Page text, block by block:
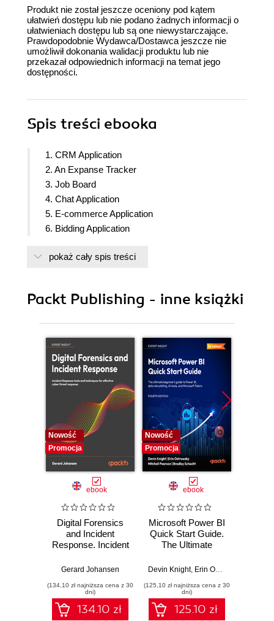
Produkt nie został jeszcze oceniony pod kątem
ułatwień dostępu lub nie podano żadnych informacji o
ułatwieniach dostępu lub są one niewystarczające.
Prawdopodobnie Wydawca/Dostawca jeszcze nie
umożliwił dokonania walidacji produktu lub nie
przekazał odpowiednich informacji na temat jego
dostępności.
Spis treści ebooka
1. CRM Application
2. An Expanse Tracker
3. Job Board
4. Chat Application
5. E-commerce Application
6. Bidding Application
pokaż cały spis treści
Packt Publishing - inne książki
Nowość
Promocja
ebook
Digital Forensics
and Incident
Response. Incident
and techniques for
threat response -
Fourth Edition
Gerard Johansen
(134,10 zł najniższa cena z 30
dni)
134.10 zł
Nowość
Promocja
ebook
Microsoft Power BI
Quick Start Guide.
The Ultimate
to Power BI, Data
Tools, and
Microsoft Fabric -
Fourth Edition
Devin Knight, Erin Ostrowsky
(125,10 zł najniższa cena z 30
dni)
125.10 zł